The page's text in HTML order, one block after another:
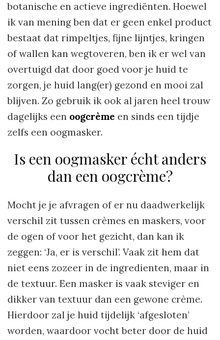
botanische en actieve ingrediënten. Hoewel
ik van mening ben dat er geen enkel product
bestaat dat rimpeltjes, fijne lijntjes, kringen
of wallen kan wegtoveren, ben ik er wel van
overtuigd dat door goed voor je huid te
zorgen, je huid lang(er) gezond en mooi zal
blijven. Zo gebruik ik ook al jaren heel trouw
dagelijks een oogcrème en sinds een tijdje
zelfs een oogmasker.
Is een oogmasker écht anders
dan een oogcrème?
Mocht je je afvragen of er nu daadwerkelijk
verschil zit tussen crèmes en maskers, voor
de ogen of voor het gezicht, dan kan ik
zeggen: ‘Ja, er is verschil’. Vaak zit hem dat
niet eens zozeer in de ingredienten, maar in
de textuur. Een masker is vaak steviger en
dikker van textuur dan een gewone crème.
Hierdoor zal je huid tijdelijk ‘afgesloten’
worden, waardoor vocht beter door de huid